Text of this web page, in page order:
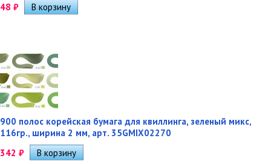
48 ₽
900 полос корейская бумага для квиллинга, зеленый микс,
116гр., ширина 2 мм, арт. 35GMIX02270
342 ₽